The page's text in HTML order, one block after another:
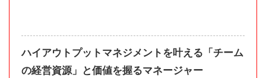
ハイアウトプットマネジメントを叶える「チーム
の経営資源」と価値を握るマネージャー